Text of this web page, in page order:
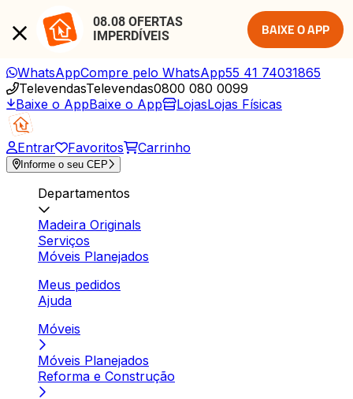
08.08 OFERTAS
IMPERDÍVEIS
BAIXE O APP
WhatsAppCompre pelo WhatsApp55 41 74031865
TelevendasTelevendas0800 080 0099
Baixe o AppBaixe o App LojasLojas Físicas
Entrar Favoritos Carrinho
Informe o seu CEP
Departamentos
Madeira Originals
Serviços
Móveis Planejados
Meus pedidos
Ajuda
Móveis
Móveis Planejados
Reforma e Construção